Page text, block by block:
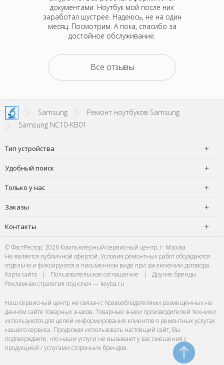
документами. Ноутбук мой после них
заработал шустрее. Надеюсь, не на один
месяц. Посмотрим. А пока, спасибо за
достойное обслуживание.
Все отзывы
Samsung
Ремонт ноутбуков Samsung
Samsung NC10-KB01
Тип устройства
Удобный поиск
Только у нас
Заказы
Контакты
© ФастРестор. 2026 Компьютерный сервисный центр, г. Москва
Не является публичной офертой. Условия ремонтных работ обсуждаются
отдельно и фиксируются в письменном виде при заключении договора.
Карта сайта
| Пользовательское соглашение |
Другие бренды
Рекламная стратегия под ключ — keyba.ru
Наш сервисный центр не связан с правообладателями размещенных на
данном сайте товарных знаков. Товарные знаки производителей техники
используются для целей информирования клиентов о ремонтных услугах
нашего сервиса. Продолжая использовать настоящий сайт, Вы
подтверждаете, что наши услуги не вызывают у вас смешения с
продукцией / услугами сторонних брендов.